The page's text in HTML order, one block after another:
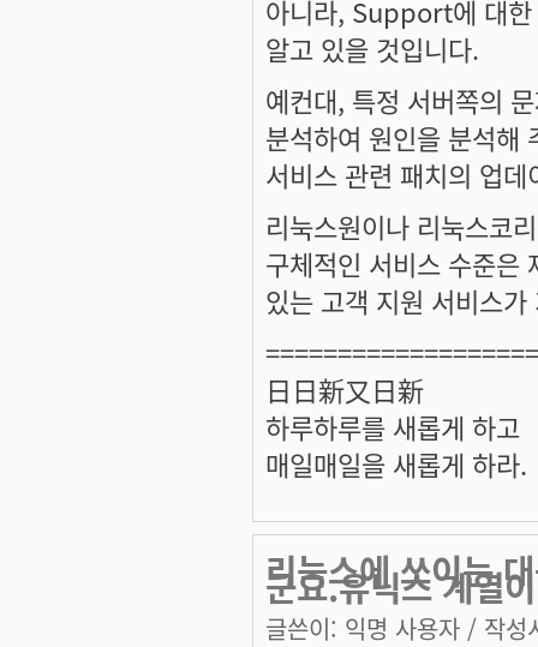
아니라, Support에 대한
알고 있을 것입니다.
예컨대, 특정 서버쪽의
분석하여 원인을 분석해
서비스 관련 패치의 업
리눅스원이나 리눅스코
구체적인 서비스 수준은
있는 고객 지원 서비스
日日新又日新
하루하루를 새롭게 하고
매일매일을 새롭게 하라.
리눅스에 쓰이는
군요.유닉스 계열이
글쓴이: 익명 사용자 / 작성